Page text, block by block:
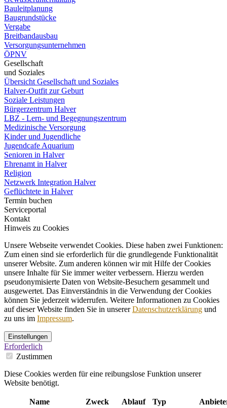
Bauleitplanung
Baugrundstücke
Vergabe
Breitbandausbau
Versorgungsunternehmen
ÖPNV
Gesellschaft
und Soziales
Übersicht Gesellschaft und Soziales
Halver-Outfit zur Geburt
Soziale Leistungen
Bürgerzentrum Halver
LBZ - Lern- und Begegnungszentrum
Medizinische Versorgung
Kinder und Jugendliche
Jugendcafe Aquarium
Senioren in Halver
Ehrenamt in Halver
Religion
Netzwerk Integration Halver
Geflüchtete in Halver
Termin buchen
Serviceportal
Kontakt
Hinweis zu Cookies
Unsere Webseite verwendet Cookies. Diese haben zwei Funktionen:
Zum einen sind sie erforderlich für die grundlegende Funktionalität
unserer Website. Zum anderen können wir mit Hilfe der Cookies
unsere Inhalte für Sie immer weiter verbessern. Hierzu werden
pseudonymisierte Daten von Website-Besuchern gesammelt und
ausgewertet. Das Einverständnis in die Verwendung der Cookies
können Sie jederzeit widerrufen. Weitere Informationen zu Cookies
auf dieser Website finden Sie in unsererDatenschutzerklärung und
zu uns im Impressum.
Einstellungen
Erforderlich
Zustimmen
Diese Cookies werden für eine reibungslose Funktion unserer
Website benötigt.
Name Zweck Ablauf Typ